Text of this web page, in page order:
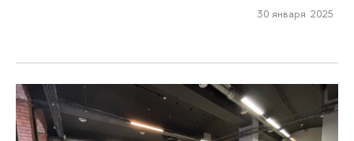
30 января 2025